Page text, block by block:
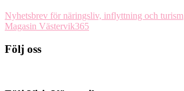
Nyhetsbrev för näringsliv, inflyttning och turism
Magasin Västervik365
Följ oss